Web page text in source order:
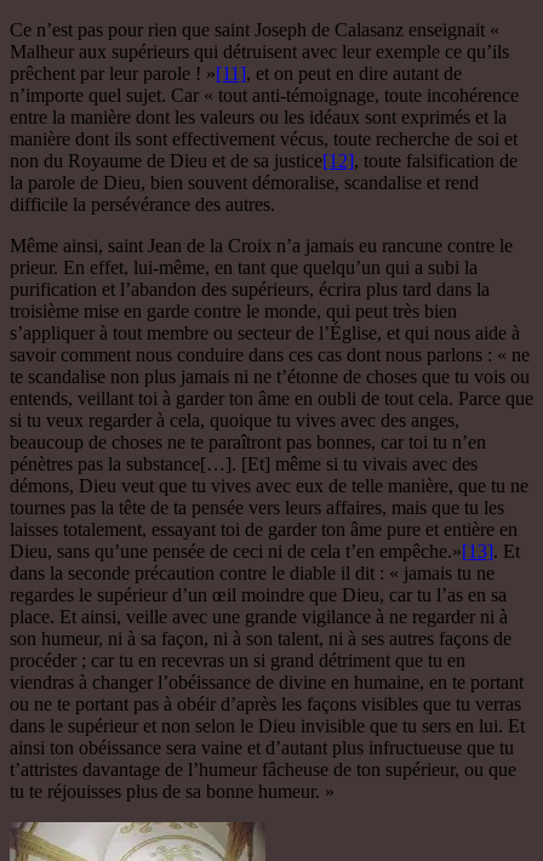
Ce n’est pas pour rien que saint Joseph de Calasanz enseignait «
Malheur aux supérieurs qui détruisent avec leur exemple ce qu’ils
prêchent par leur parole ! »[11], et on peut en dire autant de
n’importe quel sujet. Car « tout anti-témoignage, toute incohérence
entre la manière dont les valeurs ou les idéaux sont exprimés et la
manière dont ils sont effectivement vécus, toute recherche de soi et
non du Royaume de Dieu et de sa justice[12], toute falsification de
la parole de Dieu, bien souvent démoralise, scandalise et rend
difficile la persévérance des autres.
Même ainsi, saint Jean de la Croix n’a jamais eu rancune contre le
prieur. En effet, lui-même, en tant que quelqu’un qui a subi la
purification et l’abandon des supérieurs, écrira plus tard dans la
troisième mise en garde contre le monde, qui peut très bien
s’appliquer à tout membre ou secteur de l’Église, et qui nous aide à
savoir comment nous conduire dans ces cas dont nous parlons : « ne
te scandalise non plus jamais ni ne t’étonne de choses que tu vois ou
entends, veillant toi à garder ton âme en oubli de tout cela. Parce que
si tu veux regarder à cela, quoique tu vives avec des anges,
beaucoup de choses ne te paraîtront pas bonnes, car toi tu n’en
pénètres pas la substance[…]. [Et] même si tu vivais avec des
démons, Dieu veut que tu vives avec eux de telle manière, que tu ne
tournes pas la tête de ta pensée vers leurs affaires, mais que tu les
laisses totalement, essayant toi de garder ton âme pure et entière en
Dieu, sans qu’une pensée de ceci ni de cela t’en empêche.»[13]. Et
dans la seconde précaution contre le diable il dit : « jamais tu ne
regardes le supérieur d’un œil moindre que Dieu, car tu l’as en sa
place. Et ainsi, veille avec une grande vigilance à ne regarder ni à
son humeur, ni à sa façon, ni à son talent, ni à ses autres façons de
procéder ; car tu en recevras un si grand détriment que tu en
viendras à changer l’obéissance de divine en humaine, en te portant
ou ne te portant pas à obéir d’après les façons visibles que tu verras
dans le supérieur et non selon le Dieu invisible que tu sers en lui. Et
ainsi ton obéissance sera vaine et d’autant plus infructueuse que tu
t’attristes davantage de l’humeur fâcheuse de ton supérieur, ou que
tu te réjouisses plus de sa bonne humeur. »